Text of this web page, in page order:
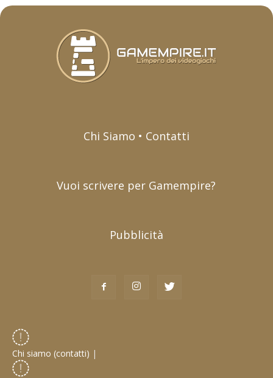
Chi Siamo • Contatti
Vuoi scrivere per Gamempire?
Pubblicità
Chi siamo (contatti) |